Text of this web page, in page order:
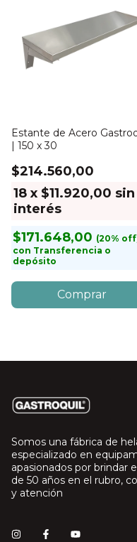
Estante de Acero
| 150 x 30
$214.560,00
18 x $11.920,00 sin
interés
$171.648,00
con Transferencia o
depósito
Somos una fábrica de
especializado en
apasionados por brindar
de 50 años en el rubro,
y atención